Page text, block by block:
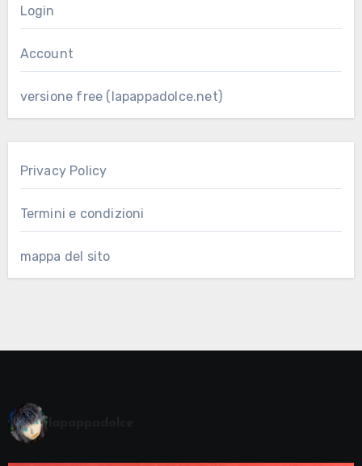
Login
Account
versione free (lapappadolce.net)
Privacy Policy
Termini e condizioni
mappa del sito